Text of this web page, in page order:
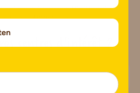
conseils, recettes, promotions et
centres d'intérêt ?